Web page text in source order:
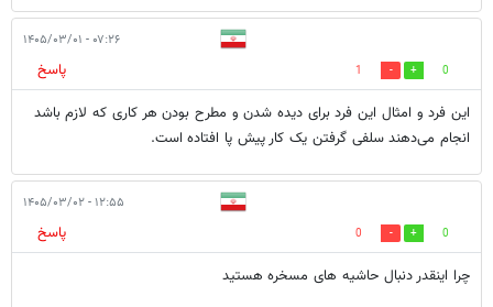
۰۷:۲۶ - ۱۴۰۵/۰۳/۰۱
0
1
پاسخ
این فرد و امثال این فرد برای دیده شدن و مطرح بودن هر کاری که لازم باشد
انجام می‌دهند سلفی گرفتن یک کار پیش پا افتاده است.
۱۲:۵۵ - ۱۴۰۵/۰۳/۰۲
0
0
پاسخ
چرا اینقدر دنبال حاشیه های مسخره هستید